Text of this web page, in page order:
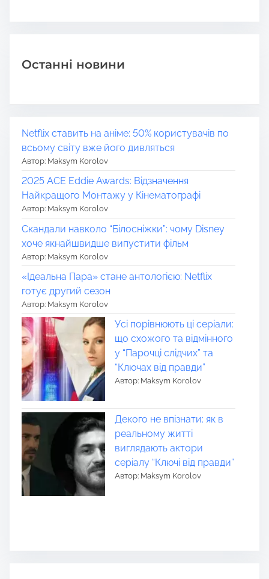
Останні новини
Netflix ставить на аніме: 50% користувачів по
всьому світу вже його дивляться
Автор: Maksym Korolov
2025 ACE Eddie Awards: Відзначення
Найкращого Монтажу у Кінематографі
Автор: Maksym Korolov
Скандали навколо “Білосніжки”: чому Disney
хоче якнайшвидше випустити фільм
Автор: Maksym Korolov
«Ідеальна Пара» стане антологією: Netflix
готує другий сезон
Автор: Maksym Korolov
Усі порівнюють ці серіали:
що схожого та відмінного
у “Парочці слідчих” та
“Ключах від правди”
Автор: Maksym Korolov
Декого не впізнати: як в
реальному житті
виглядають актори
серіалу “Ключі від правди”
Автор: Maksym Korolov